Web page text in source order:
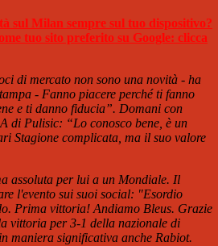
sul Milan sempre sul tuo dispositivo?
tuo sito preferito su Google: clicca
di mercato non sono una novità - ha
- Fanno piacere perché ti fanno
e ti danno fiducia”. Domani con
di Pulisic: “Lo conosco bene, è un
Stagione complicata, ma il suo valore
assoluta per lui a un Mondiale. Il
l'evento sui suoi social: "Esordio
Prima vittoria! Andiamo Bleus. Grazie
vittoria per 3-1 della nazionale di
maniera significativa anche Rabiot.